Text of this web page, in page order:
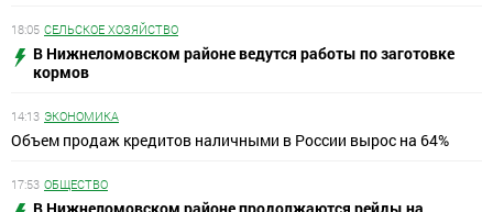
18:05 СЕЛЬСКОЕ ХОЗЯЙСТВО
В Нижнеломовском районе ведутся работы по заготовке
кормов
14:13 ЭКОНОМИКА
Объем продаж кредитов наличными в России вырос на 64%
17:53 ОБЩЕСТВО
В Нижнеломовском районе продолжаются рейды на